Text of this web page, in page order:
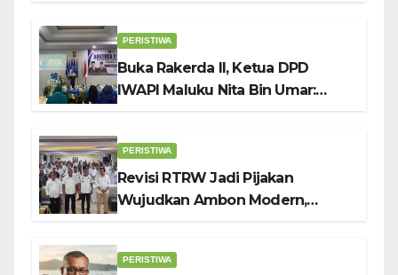
PERISTIWA
Buka Rakerda II, Ketua DPD
IWAPI Maluku Nita Bin Umar:
PERISTIWA
Revisi RTRW Jadi Pijakan
Wujudkan Ambon Modern,
PERISTIWA